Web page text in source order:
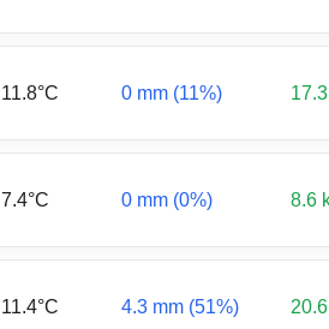
11.8°C 0 mm (11%)
7.4°C 0 mm (0%) 8.6
11.4°C 4.3 mm (51%)